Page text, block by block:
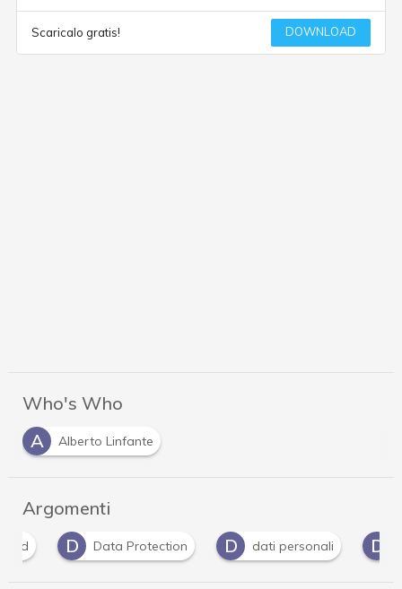
Scaricalo gratis! DOWNLOAD
Who's Who
A
Alberto Linfante
Argomenti
D
Data Protection D dati personali D Dpo